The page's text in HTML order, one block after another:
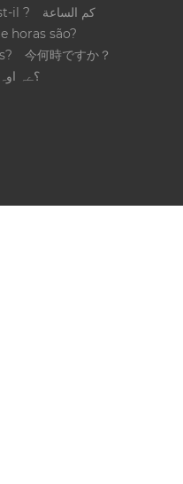
il ?
كم الساعة
horas são?
今何時ですか？
؟ےہ